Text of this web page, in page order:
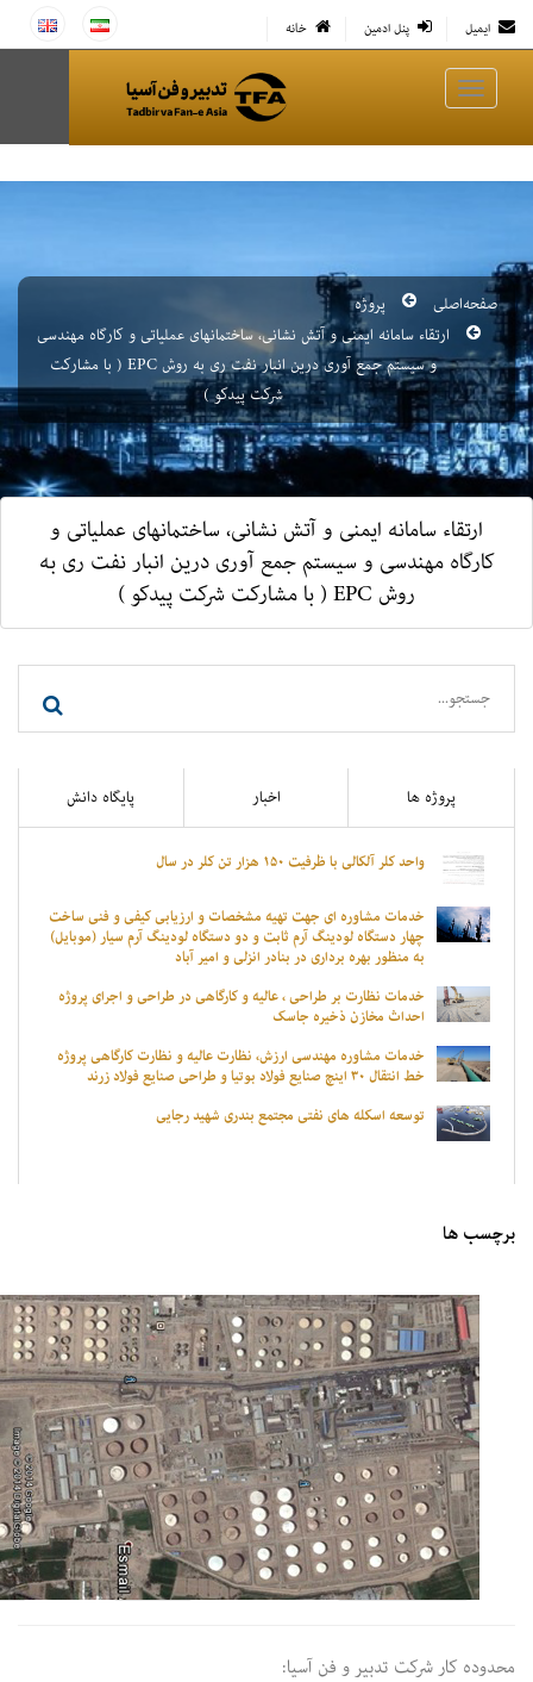
ایمیل پنل ادمین خانه
صفحه‌اصلی
پروژه
ارتقاء سامانه ایمنی و آتش نشانی، ساختمانهای عملیاتی و کارگاه مهندسی
و سیستم جمع آوری درین انبار نفت ری به روش EPC ( با مشارکت
شرکت پیدکو )
ارتقاء سامانه ایمنی و آتش نشانی، ساختمانهای عملیاتی و
کارگاه مهندسی و سیستم جمع آوری درین انبار نفت ری به
روش EPC ( با مشارکت شرکت پیدکو )
پروژه ها اخبار پایگاه دانش
واحد کلر آلکالی با ظرفیت ۱۵۰ هزار تن کلر در سال
خدمات مشاوره ای جهت تهیه مشخصات و ارزیابی کیفی و فنی ساخت
چهار دستگاه لودینگ آرم ثابت و دو دستگاه لودینگ آرم سیار (موبایل)
به منظور بهره برداری در بنادر انزلی و امیر آباد
خدمات نظارت بر طراحی ، عالیه و کارگاهی در طراحی و اجرای پروژه
احداث مخازن ذخیره جاسک
خدمات مشاوره مهندسی ارزش، نظارت عالیه و نظارت کارگاهی پروژه
خط انتقال ۳۰ اینچ صنایع فولاد بوتیا و طراحی صنایع فولاد زرند
توسعه اسکله های نفتی مجتمع بندری شهید رجایی
برچسب ها
محدوده کار شرکت تدبیر و فن آسیا: